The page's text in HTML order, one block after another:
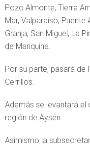
Pozo Almonte, Tierra
Mar, Valparaíso, Puente
Granja, San Miguel, La
de Mariquina.
Por su parte, pasará de
Cerrillos.
Además se levantará el
región de Aysén.
Asimismo la